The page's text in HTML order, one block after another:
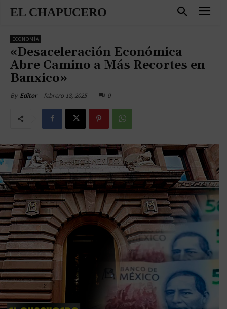
EL CHAPUCERO
ECONOMÍA
«Desaceleración Económica
Abre Camino a Más Recortes en
Banxico»
By Editor febrero 18, 2025 0